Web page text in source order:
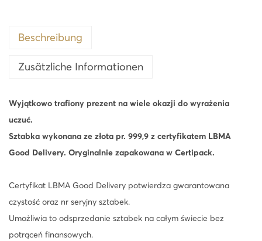
a
r
n
e
r
i
P
a
c
Beschreibung
Zusätzliche Informationen
Wyjątkowo trafiony prezent na wiele okazji do wyrażenia
uczuć.
Sztabka wykonana ze złota pr. 999,9 z certyfikatem LBMA
Good Delivery. Oryginalnie zapakowana w Certipack.
Certyfikat LBMA Good Delivery potwierdza gwarantowana
czystość oraz nr seryjny sztabek.
Umożliwia to odsprzedanie sztabek na całym świecie bez
potrąceń finansowych.